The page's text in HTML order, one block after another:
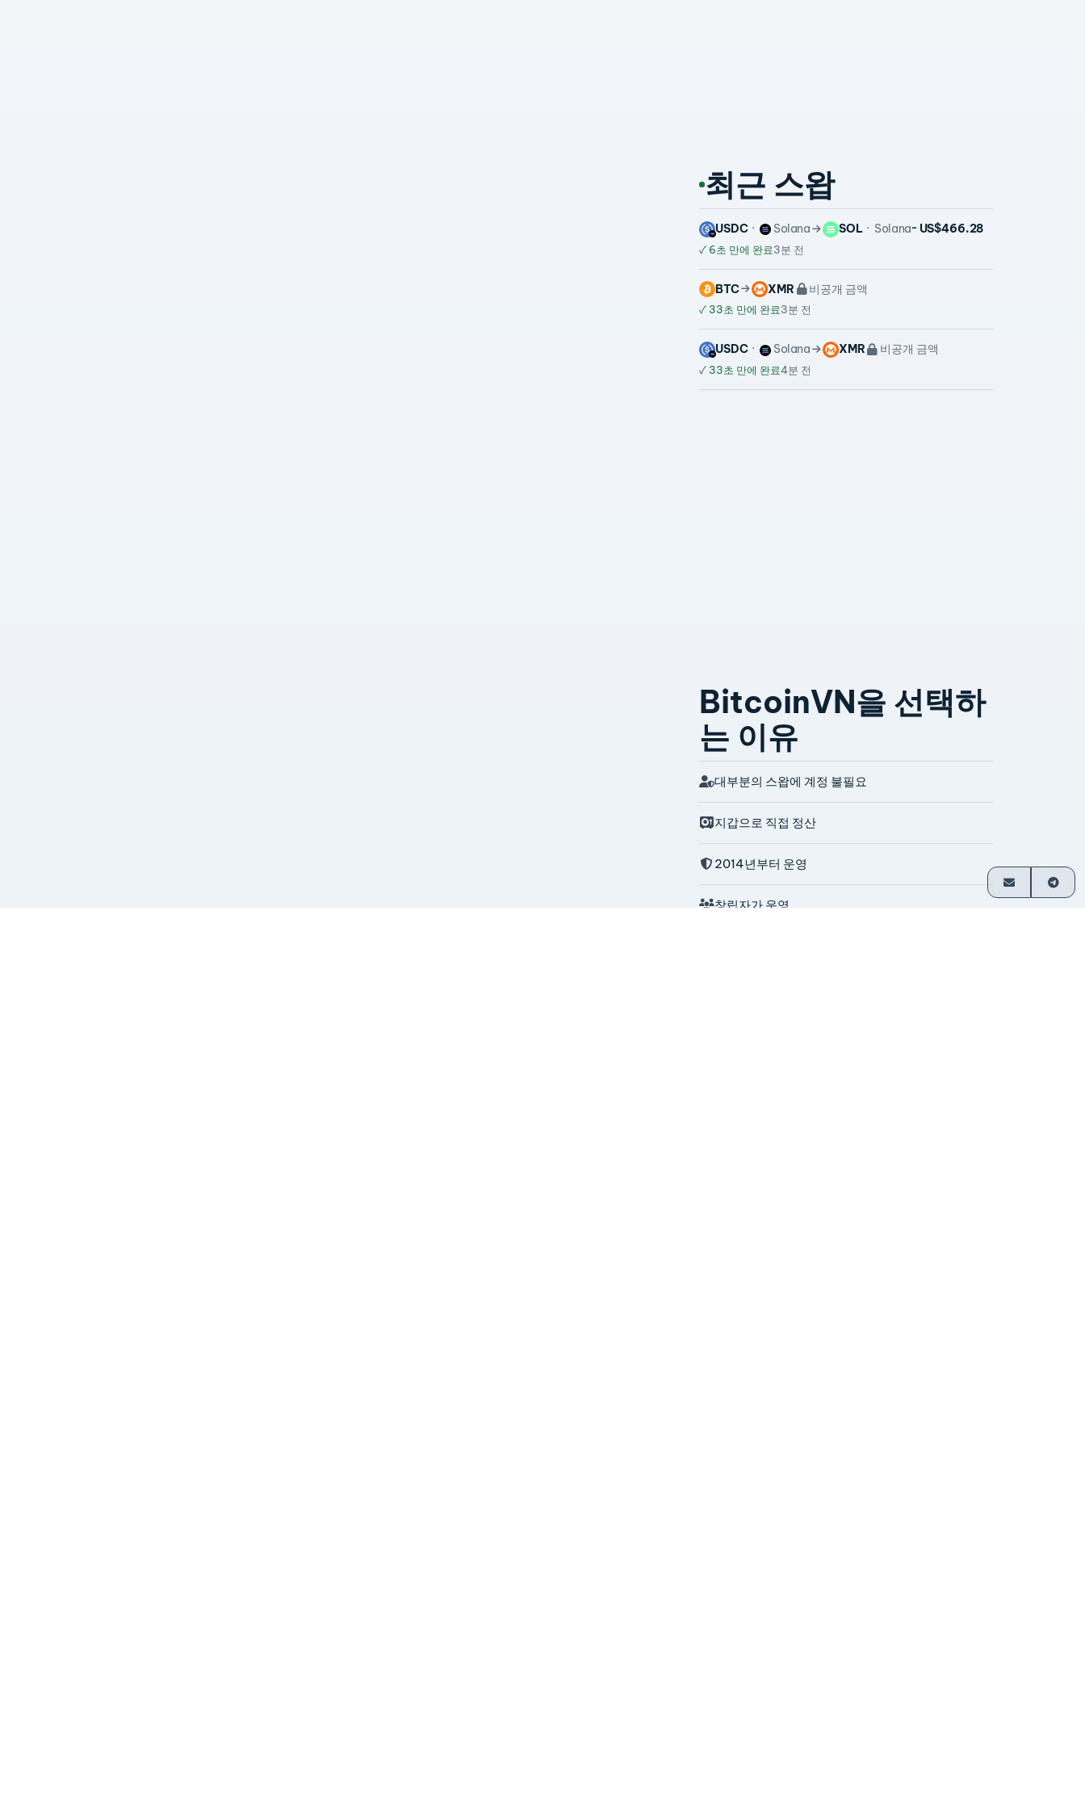
최근 스왑
USDC Solana SOL Solana~ US$466.28
✓ 6초 만에 완료3분 전
BTC XMR 비공개 금액
✓ 33초 만에 완료3분 전
USDC Solana XMR 비공개 금액
✓ 33초 만에 완료4분 전
BitcoinVN을 선택하
는 이유
대부분의 스왑에 계정 불필요
지갑으로 직접 정산
2014년부터 운영
창립자가 운영